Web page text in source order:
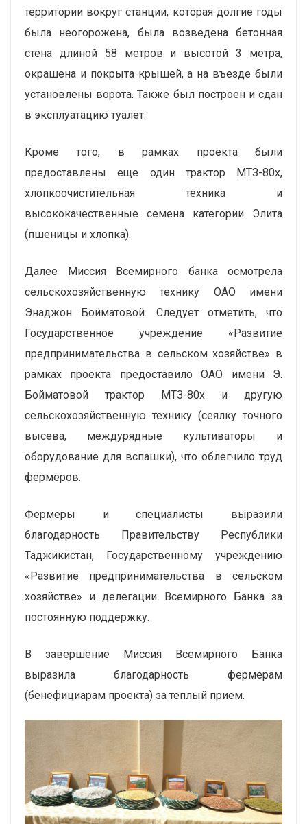
территории вокруг станции, которая долгие годы
была неогорожена, была возведена бетонная
стена длиной 58 метров и высотой 3 метра,
окрашена и покрыта крышей, а на въезде были
установлены ворота. Также был построен и сдан
в эксплуатацию туалет.
Кроме того, в рамках проекта были
предоставлены еще один трактор МТЗ-80х,
хлопкоочистительная техника и
высококачественные семена категории Элита
(пшеницы и хлопка).
Далее Миссия Всемирного банка осмотрела
сельскохозяйственную технику ОАО имени
Энаджон Бойматовой. Следует отметить, что
Государственное учреждение «Развитие
предпринимательства в сельском хозяйстве» в
рамках проекта предоставило ОАО имени Э.
Бойматовой трактор МТЗ-80х и другую
сельскохозяйственную технику (сеялку точного
высева, междурядные культиваторы и
оборудование для вспашки), что облегчило труд
фермеров.
Фермеры и специалисты выразили
благодарность Правительству Республики
Таджикистан, Государственному учреждению
«Развитие предпринимательства в сельском
хозяйстве» и делегации Всемирного Банка за
постоянную поддержку.
В завершение Миссия Всемирного Банка
выразила благодарность фермерам
(бенефициарам проекта) за теплый прием.